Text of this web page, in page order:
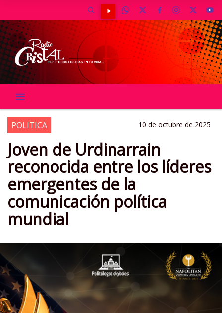
POLITICA 10 de octubre de 2025
Joven de Urdinarrain
reconocida entre los líderes
emergentes de la
comunicación política
mundial